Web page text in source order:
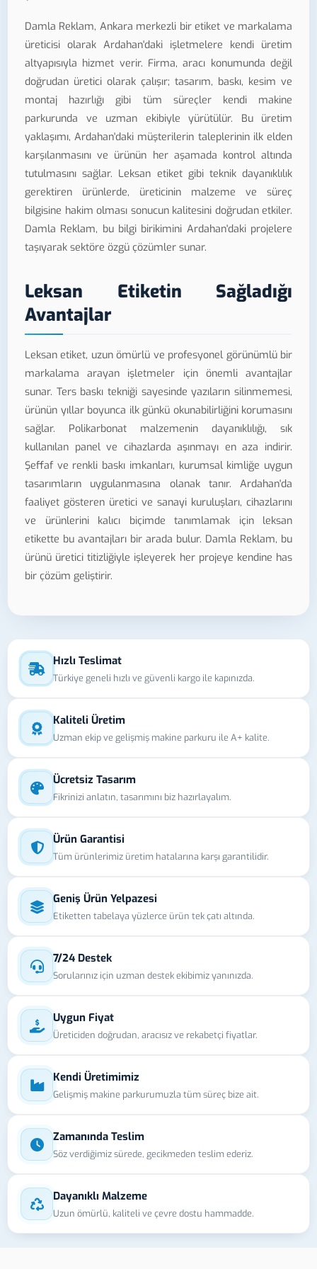
Damla Reklam, Ankara merkezli bir etiket ve markalama
üreticisi olarak Ardahan'daki işletmelere kendi üretim
altyapısıyla hizmet verir. Firma, aracı konumunda değil
doğrudan üretici olarak çalışır; tasarım, baskı, kesim ve
montaj hazırlığı gibi tüm süreçler kendi makine
parkurunda ve uzman ekibiyle yürütülür. Bu üretim
yaklaşımı, Ardahan'daki müşterilerin taleplerinin ilk elden
karşılanmasını ve ürünün her aşamada kontrol altında
tutulmasını sağlar. Leksan etiket gibi teknik dayanıklılık
gerektiren ürünlerde, üreticinin malzeme ve süreç
bilgisine hakim olması sonucun kalitesini doğrudan etkiler.
Damla Reklam, bu bilgi birikimini Ardahan'daki projelere
taşıyarak sektöre özgü çözümler sunar.
Leksan Etiketin Sağladığı
Avantajlar
Leksan etiket, uzun ömürlü ve profesyonel görünümlü bir
markalama arayan işletmeler için önemli avantajlar
sunar. Ters baskı tekniği sayesinde yazıların silinmemesi,
ürünün yıllar boyunca ilk günkü okunabilirliğini korumasını
sağlar. Polikarbonat malzemenin dayanıklılığı, sık
kullanılan panel ve cihazlarda aşınmayı en aza indirir.
Şeffaf ve renkli baskı imkanları, kurumsal kimliğe uygun
tasarımların uygulanmasına olanak tanır. Ardahan'da
faaliyet gösteren üretici ve sanayi kuruluşları, cihazlarını
ve ürünlerini kalıcı biçimde tanımlamak için leksan
etikette bu avantajları bir arada bulur. Damla Reklam, bu
ürünü üretici titizliğiyle işleyerek her projeye kendine has
bir çözüm geliştirir.
Hızlı Teslimat
Türkiye geneli hızlı ve güvenli kargo ile kapınızda.
Kaliteli Üretim
Uzman ekip ve gelişmiş makine parkuru ile A+ kalite.
Ücretsiz Tasarım
Fikrinizi anlatın, tasarımını biz hazırlayalım.
Ürün Garantisi
Tüm ürünlerimiz üretim hatalarına karşı garantilidir.
Geniş Ürün Yelpazesi
Etiketten tabelaya yüzlerce ürün tek çatı altında.
7/24 Destek
Sorularınız için uzman destek ekibimiz yanınızda.
Uygun Fiyat
Üreticiden doğrudan, aracısız ve rekabetçi fiyatlar.
Kendi Üretimimiz
Gelişmiş makine parkurumuzla tüm süreç bize ait.
Zamanında Teslim
Söz verdiğimiz sürede, gecikmeden teslim ederiz.
Dayanıklı Malzeme
Uzun ömürlü, kaliteli ve çevre dostu hammadde.